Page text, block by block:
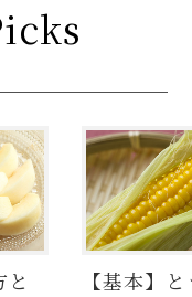
ろこ
【簡単